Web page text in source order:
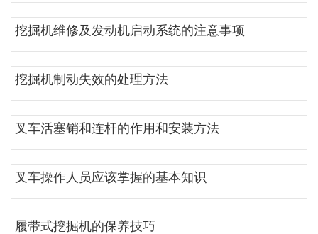
挖掘机维修及发动机启动系统的注意事项
挖掘机制动失效的处理方法
叉车活塞销和连杆的作用和安装方法
叉车操作人员应该掌握的基本知识
履带式挖掘机的保养技巧